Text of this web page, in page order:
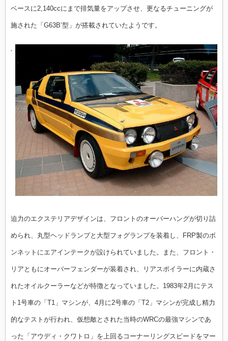
ベースに2,140ccにまで排気量をアップさせ、更なるチューニングが
施された「G63B’型」が搭載されていたようです。
迫力のエクステリアデザインは、フロントのオーバーハングが切り詰
められ、丸型ヘッドランプと大型フォグランプを装着し、FRP製のボ
ンネットにエアインテークが設けられていました。 また、フロント・
リアともにオーバーフェンダーが装着され、リアスポイラーに内蔵さ
れたオイルクーラーなどが特徴となっていました。 1983年2月にテス
ト1号車の「T1」マシンが、4月に2号車の「T2」マシンが完成し精力
的なテストが行われ、仮想敵とされた当時のWRCの最強マシンであ
った「アウディ・クワトロ」を上回るコーナーリングスピードをマー